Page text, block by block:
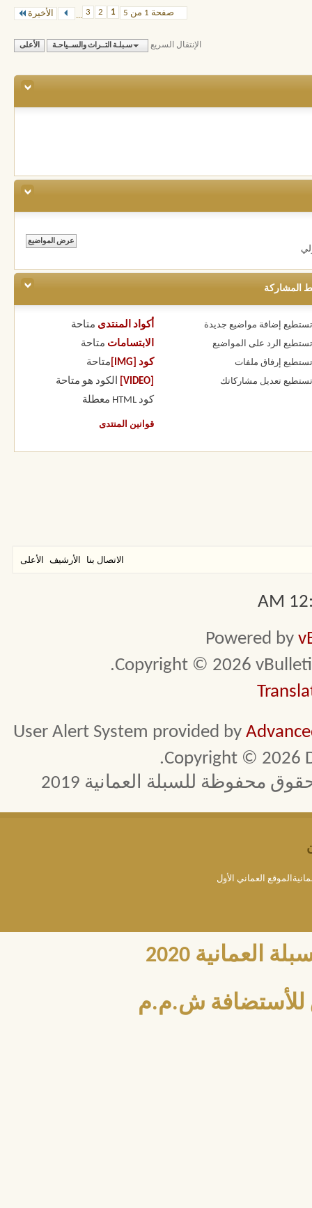
صفحة 1 من 5 1
2
3
... الأخيرة
الإنتقال السريع سـبلـة التــراث والســياحـة الأعلى
المشاركة
تستطيع إضافة مواضيع جديدة
تستطيع الرد على المواضيع
تستطيع إرفاق ملفات
تستطيع تعديل مشاركاتك
أكواد المنتدى متاحة
الابتسامات متاحة
كود [IMG]
متاحة
الكود هو متاحة
كود HTML
معطلة
قوانين المنتدى
الاتصال بنا الأرشيف الأعلى
Powered by
Copyright © 2026
User Alert System provided by
Copyright © 2026
محفوظة للسبلة العمانية 2019
العماني الأول
2020
للأستضافة ش.م.م